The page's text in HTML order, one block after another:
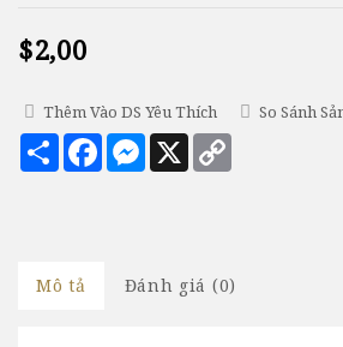
$2,00
Thêm Vào DS Yêu Thích So Sánh
Chia
sẻ
FacebookMessenger
X
Mô tả Đánh giá (0)